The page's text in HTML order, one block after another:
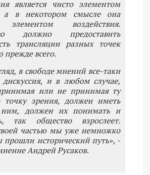
является чисто элементом
а в некотором смысле она
элементом воздействия.
должно предоставить
трансляции разных точек
прежде всего.
в свободе мнений все-таки
дискуссия, и в любом случае,
или не принимая ту
зрения, должен иметь
должен их понимать и
так общество взрослеет.
частью мы уже немножко
прошли исторический путь», -
Андрей Русаков.